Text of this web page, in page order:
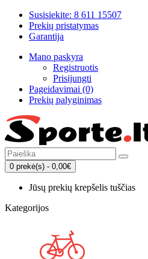
Susisiekite: 8 611 15507
Prekių pristatymas
Garantija
Mano paskyra
Registruotis
Prisijungti
Pageidavimai (0)
Prekių palyginimas
0 prekė(s) - 0,00€
Jūsų prekių krepšelis tuščias
Kategorijos